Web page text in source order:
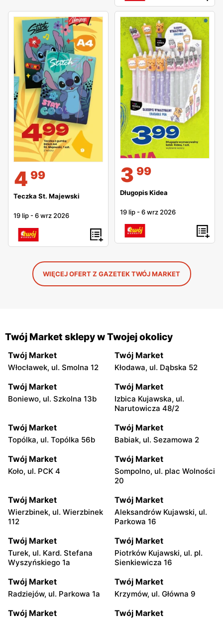
4 99
Teczka St. Majewski
19 lip -6 wrz 2026
3 99
Długopis Kidea
19 lip -6 wrz 2026
WIĘCEJ OFERT Z GAZETEK TWÓJ MARKET
Twój Market sklepy w Twojej okolicy
Twój Market
Włocławek, ul. Smolna 12
Twój Market
Kłodawa, ul. Dąbska 52
Twój Market
Boniewo, ul. Szkolna 13b
Twój Market
Izbica Kujawska, ul.
Narutowicza 48/2
Twój Market
Topólka, ul. Topólka 56b
Twój Market
Babiak, ul. Sezamowa 2
Twój Market
Koło, ul. PCK 4
Twój Market
Sompolno, ul. plac Wolności
20
Twój Market
Wierzbinek, ul. Wierzbinek
112
Twój Market
Aleksandrów Kujawski, ul.
Parkowa 16
Twój Market
Turek, ul. Kard. Stefana
Wyszyńskiego 1a
Twój Market
Piotrków Kujawski, ul. pl.
Sienkiewicza 16
Twój Market
Radziejów, ul. Parkowa 1a
Twój Market
Krzymów, ul. Główna 9
Twój Market Twój Market